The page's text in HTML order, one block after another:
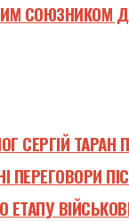
СОЮЗНИКОМ
СЕРГІЙ ТАРАН
ПЕРЕГОВОРИ
ЕТАПУ